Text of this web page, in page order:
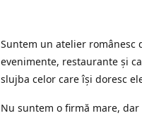
Suntem un atelier
evenimente, restaurante și
slujba celor care își doresc
Nu suntem o firmă mare,